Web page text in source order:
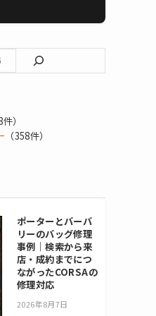
）
（358件）
ポーターとバーバ
リーのバッグ修理
事例｜検索から来
店・成約までにつ
ながったCORSAの
修理対応
2026年8月7日